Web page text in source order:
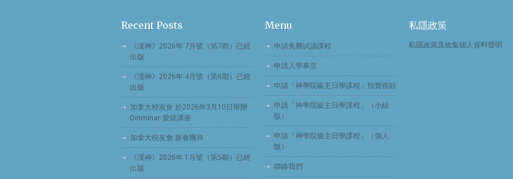
Recent Posts
《漢神》2026年 7月號（第7期）已經
出版
《漢神》2026年 4月號（第6期）已經
出版
加拿大校友會 於2026年3月10日舉辦
Dinminar 愛筵講座
加拿大校友會 新春團拜
《漢神》2026年 1月號（第5期）已經
出版
Menu
申請免費試讀課程
申請入學事宜
申請「神學院級主日學課程」預覽視頻
申請「神學院級主日學課程」（小組
版）
申請「神學院級主日學課程」（個人
版）
聯絡我們
私隱政策
私隱政策及收集個人資料聲明